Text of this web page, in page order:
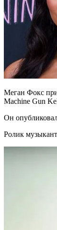
Меган Фокс
Machine Gun
Он
Ролик